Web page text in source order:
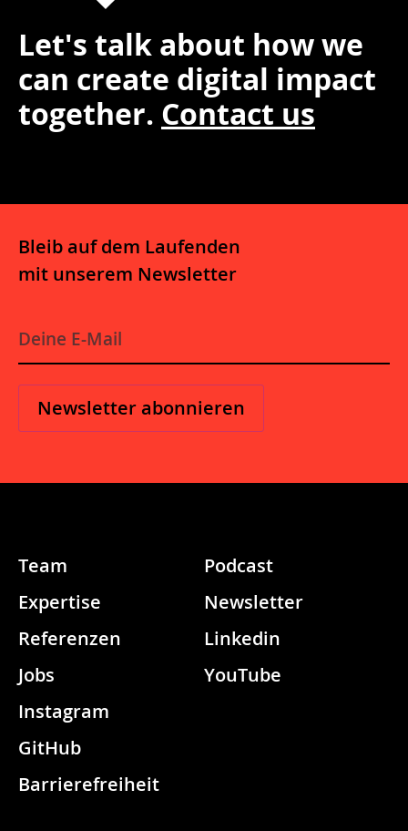
Let's talk about how we
can create digital impact
together. Contact us
Bleib auf dem Laufenden
mit unserem Newsletter
E
-
M
i
Team
Expertise
Referenzen
Jobs
Podcast
Newsletter
Linkedin
YouTube
Instagram
GitHub
Barrierefreiheit